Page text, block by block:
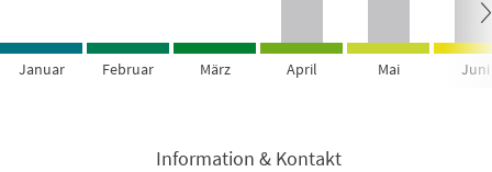
Januar Februar März April Mai Juni
Information & Kontakt